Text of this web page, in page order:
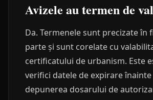
Avizele au termen de
Da. Termenele sunt precizate în
parte și sunt corelate cu
certificatului de urbanism. Este
verifici datele de expirare
depunerea dosarului de